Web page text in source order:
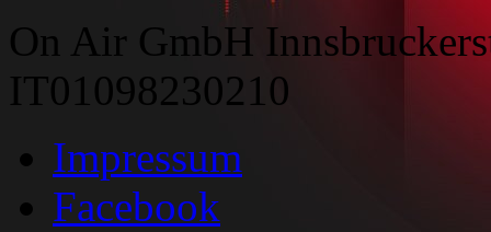
On Air GmbH
IT01098230210
Impressum
Facebook